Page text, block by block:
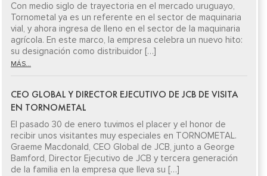
Con medio siglo de trayectoria en el mercado uruguayo,
Tornometal ya es un referente en el sector de maquinaria
vial, y ahora ingresa de lleno en el sector de la maquinaria
agrícola. En este marco, la empresa celebra un nuevo hito:
su designación como distribuidor […]
MÁS...
CEO GLOBAL Y DIRECTOR EJECUTIVO DE JCB DE VISITA
EN TORNOMETAL
El pasado 30 de enero tuvimos el placer y el honor de
recibir unos visitantes muy especiales en TORNOMETAL.
Graeme Macdonald, CEO Global de JCB, junto a George
Bamford, Director Ejecutivo de JCB y tercera generación
de la familia en la empresa que lleva su […]